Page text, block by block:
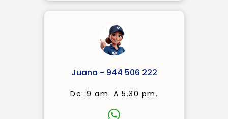
Juana - 944 506 222
De: 9 am. A 5.30 pm.